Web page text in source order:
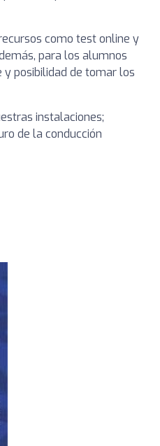
como test online y
para los alumnos
posibilidad de tomar los
instalaciones;
de la conducción